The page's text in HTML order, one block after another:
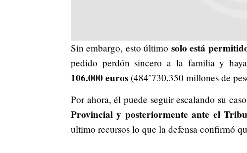
Sin embargo, esto último solo está
pedido perdón sincero a la familia y
106.000 euros (484’730.350 millones de
Por ahora, él puede seguir escalando su
Provincial y posteriormente ante el
ultimo recursos lo que la defensa confirmó